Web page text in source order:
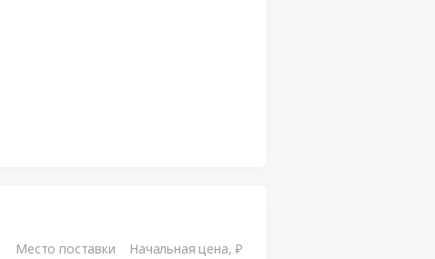
Место поставки Начальная цена, ₽